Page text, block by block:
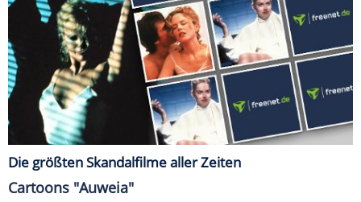
Die größten Skandalfilme aller Zeiten
Cartoons "Auweia"